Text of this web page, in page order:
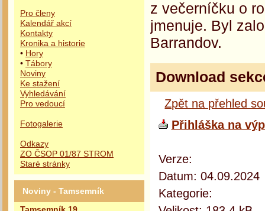
Pro členy
Kalendář akcí
Kontakty
Kronika a historie
• Hory
• Tábory
Noviny
Ke stažení
Vyhledávání
Pro vedoucí
Fotogalerie
Odkazy
ZO ČSOP 01/87 STROM
Staré stránky
Noviny - Tamsemník
z večerníčku o
jmenuje. Byl
Barrandov.
Download
Zpět na přehled
Přihláška na
Verze:
Datum: 04.09.2024
Kategorie: